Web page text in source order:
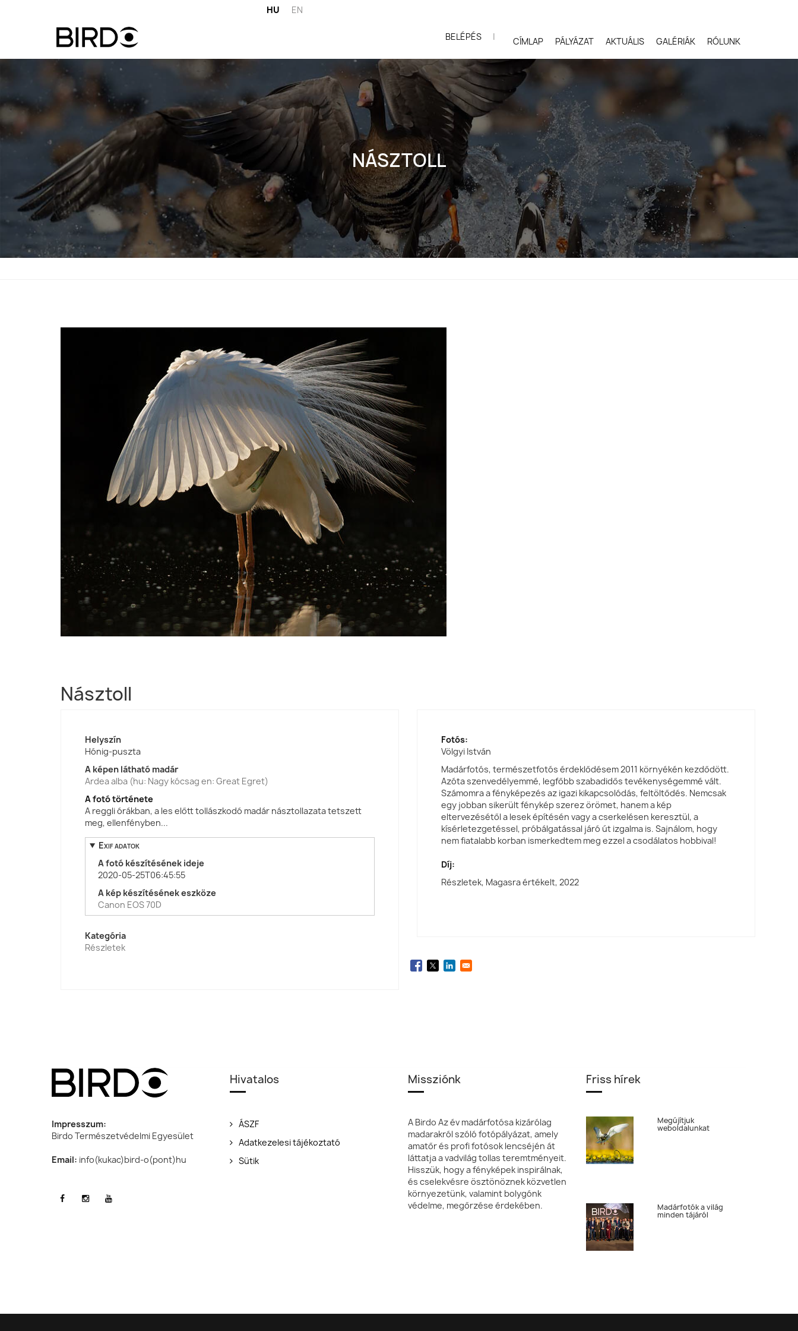
HU EN
CÍMLAP PÁLYÁZAT
Robert Gloeckner,
Egyesült Államok
Svetlana Ivanenko,
Oroszország
Terje Kolaas, Norvégia
Lóki Csaba,
Potyó Imre,
AKTUÁLIS GALÉRIÁK RÓLUNK
fiók
menüje
BELÉPÉS |
NÁSZTOLL
Násztoll
Helyszín
Hónig-puszta
A képen látható madár
Ardea alba (hu: Nagy kócsag en: Great Egret)
A fotó története
A reggli órákban, a les előtt tollászkodó madár násztollazata tetszett
meg, ellenfényben...
Exif adatok
A fotó készítésének ideje
2020-05-25T06:45:55
A kép készítésének eszköze
Canon EOS 70D
Kategória
Részletek
Fotós:
Völgyi István
Madárfotós, természetfotós érdeklődésem 2011 környékén kezdődött.
Azóta szenvedélyemmé, legfőbb szabadidős tevékenységemmé vált.
Számomra a fényképezés az igazi kikapcsolódás, feltöltődés. Nemcsak
egy jobban sikerült fénykép szerez örömet, hanem a kép
eltervezésétől a lesek építésén vagy a cserkelésen keresztül, a
kísérletezgetéssel, próbálgatással járó út izgalma is. Sajnálom, hogy
nem fiatalabb korban ismerkedtem meg ezzel a csodálatos hobbival!
Díj:
Részletek, Magasra értékelt, 2022
Impresszum:
Birdo Természetvédelmi Egyesület
Email: info(kukac)bird-o(pont)hu
Hivatalos
ÁSZF
Adatkezelesi tájékoztató
Sütik
Missziónk
A Birdo Az év madárfotósa kizárólag
madarakról szóló fotópályázat, amely
amatőr és profi fotósok lencséjén át
láttatja a vadvilág tollas teremtményeit.
Hisszük, hogy a fényképek inspirálnak,
és cselekvésre ösztönöznek közvetlen
környezetünk, valamint bolygónk
védelme, megőrzése érdekében.
Friss hírek
Megújítjuk
weboldalunkat
Madárfotók a világ
minden tájáról